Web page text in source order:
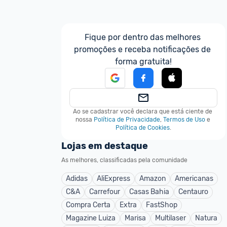
Fique por dentro das melhores
promoções e receba notificações de
forma gratuita!
Ao se cadastrar você declara que está ciente de
nossa Política de Privacidade, Termos de Uso e
Política de Cookies.
Lojas em destaque
As melhores, classificadas pela comunidade
Adidas AliExpress Amazon
Americanas
C&A
Carrefour Casas Bahia
Centauro
Compra Certa
Extra
FastShop
Magazine Luiza
Marisa Multilaser
Natura